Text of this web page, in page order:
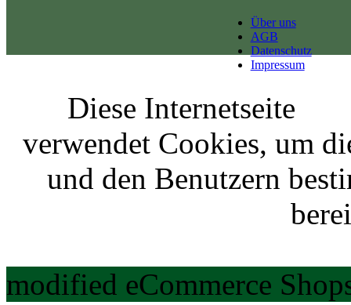
Über uns
AGB
Datenschutz
Impressum
Diese Internetseite
verwendet Cookies, um
und den Benutzern
modified eCommerce